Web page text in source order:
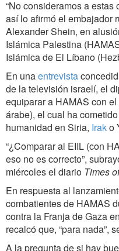
“No consideramos a estas
así lo afirmó el embajador
Alexander Shein, en
Islámica Palestina
Islámica de El Líbano
En unaentrevista
de la televisión israelí, el
equiparar a HAMAS con
árabe), el cual ha
humanidad en Siria, Irako
“¿Comparar al EIIL (con
eso no es correcto”,
miércoles el diario Times
En respuesta al
combatientes de HAMAS
contra la Franja de Gaza
recalcó que, “para nada”,
A la pregunta de si hay